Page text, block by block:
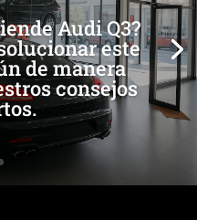
Audi Q3?
este
de manera
consejos